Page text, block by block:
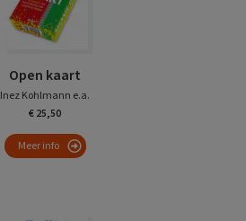
Open kaart
Inez Kohlmann e.a.
€ 25,50
Meer info